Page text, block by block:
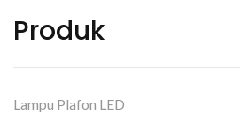
Produk
Lampu Plafon LED